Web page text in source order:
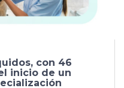
con 46
inicio de un